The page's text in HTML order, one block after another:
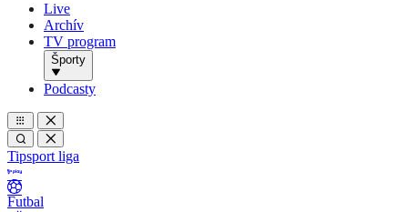
Live
Archív
TV program
Športy
Podcasty
Tipsport liga
Futbal